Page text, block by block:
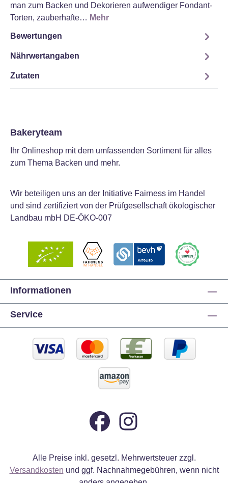
man zum Backen und Dekorieren aufwendiger Fondant-
Torten, zauberhafte… Mehr
Bewertungen
Nährwertangaben
Zutaten
Bakeryteam
Ihr Onlineshop mit dem umfassenden Sortiment für alles
zum Thema Backen und mehr.
Wir beteiligen uns an der Initiative Fairness im Handel
und sind zertifiziert von der Prüfgesellschaft ökologischer
Landbau mbH DE-ÖKO-007
Informationen
Service
Alle Preise inkl. gesetzl. Mehrwertsteuer zzgl.
Versandkosten und ggf. Nachnahmegebühren, wenn nicht